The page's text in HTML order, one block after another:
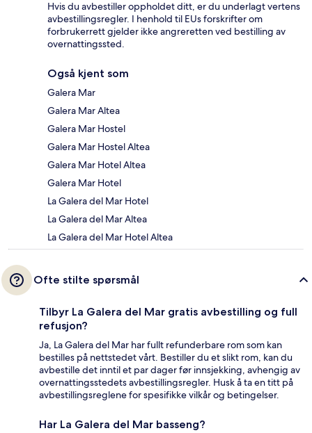
Hvis du avbestiller oppholdet ditt, er du underlagt vertens
avbestillingsregler. I henhold til EUs forskrifter om
forbrukerrett gjelder ikke angreretten ved bestilling av
overnattingssted.
Også kjent som
Galera Mar
Galera Mar Altea
Galera Mar Hostel
Galera Mar Hostel Altea
Galera Mar Hotel Altea
Galera Mar Hotel
La Galera del Mar Hotel
La Galera del Mar Altea
La Galera del Mar Hotel Altea
Ofte stilte spørsmål
Tilbyr La Galera del Mar gratis avbestilling og full
refusjon?
Ja, La Galera del Mar har fullt refunderbare rom som kan
bestilles på nettstedet vårt. Bestiller du et slikt rom, kan du
avbestille det inntil et par dager før innsjekking, avhengig av
overnattingsstedets avbestillingsregler. Husk å ta en titt på
avbestillingsreglene for spesifikke vilkår og betingelser.
Har La Galera del Mar basseng?